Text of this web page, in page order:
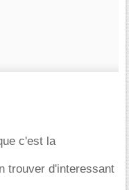
c'est la
trouver d'interessant